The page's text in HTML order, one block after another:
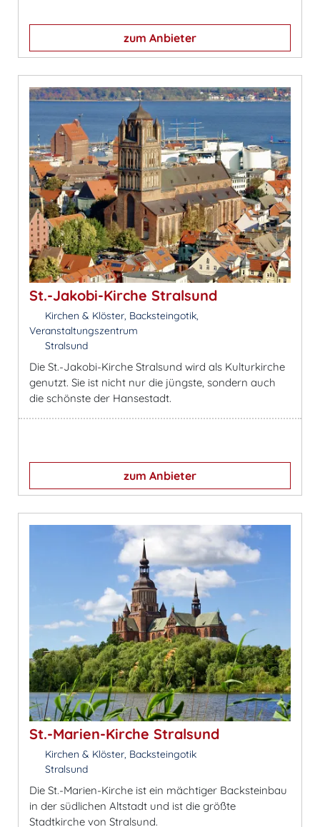
zum Anbieter
St.-Jakobi-Kirche Stralsund
Kirchen & Klöster, Backsteingotik,
Veranstaltungszentrum
Stralsund
Die St.-Jakobi-Kirche Stralsund wird als Kulturkirche
genutzt. Sie ist nicht nur die jüngste, sondern auch
die schönste der Hansestadt.
zum Anbieter
St.-Marien-Kirche Stralsund
Kirchen & Klöster, Backsteingotik
Stralsund
Die St.-Marien-Kirche ist ein mächtiger Backsteinbau
in der südlichen Altstadt und ist die größte
Stadtkirche von Stralsund.